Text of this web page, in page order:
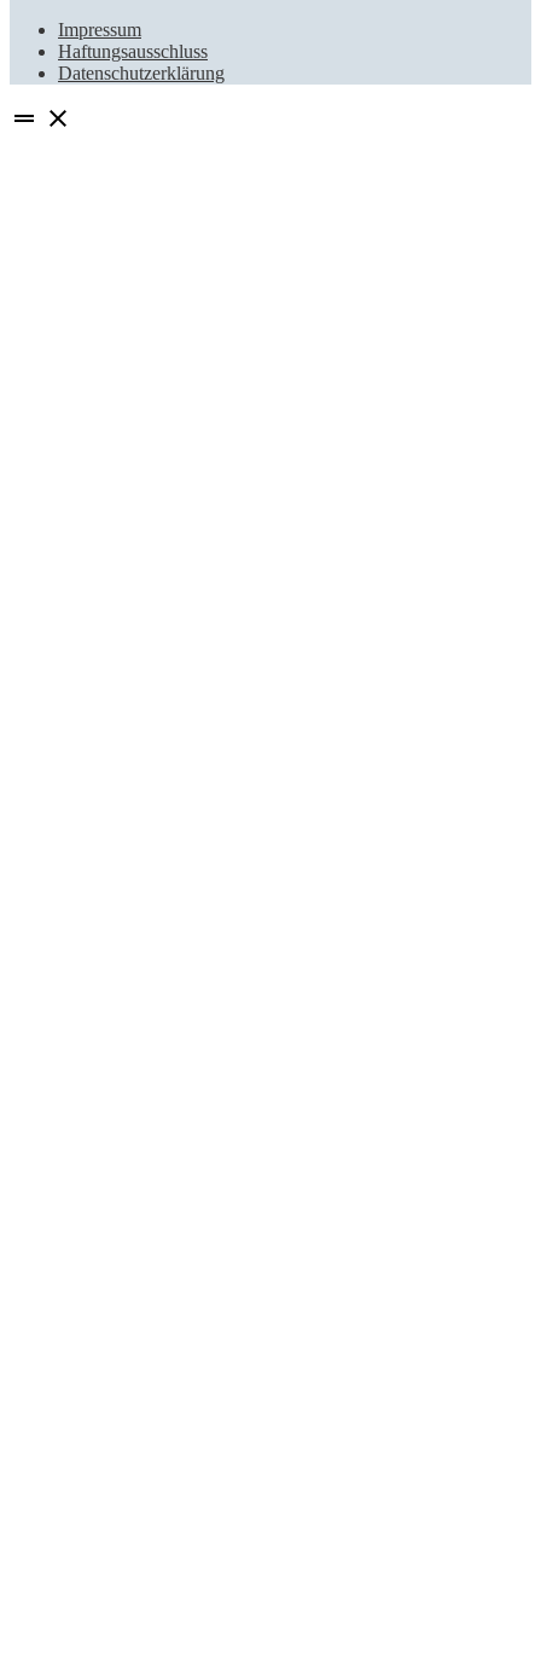
Impressum
Haftungsausschluss
Datenschutzerklärung
drag_handle close